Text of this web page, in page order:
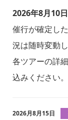
2026年8月10
催行が確定し
況は随時変動
各ツアーの詳
込みください。
2026月8月15日